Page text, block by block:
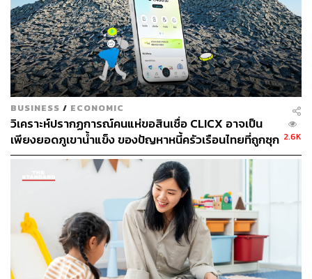
เพื่อเป็นส่วนหนึ่งในการสร้างสุขภาวะทางการเงินที่ดีให้กับ
ประชาชน
สามารถติดตาม THE STANDARD WEALTH
ผ่านแอปพลิเคชันต่างๆ ที่คุณสะดวกหรือใช้งานอยู่แล้วได้เลย
Virtual Bank
การออมเงิน
BUSINESS / ECONOMIC
วิเคราะห์ปรากฏการณ์คนแห่ขอสินเชื่อ CLICX อาจเป็น
เพียงยอดภูเขาน้ำแข็ง ของปัญหาหนี้ครัวเรือนไทยที่ถูกซุก
ไว้
2.6K